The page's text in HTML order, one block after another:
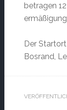
betragen
Der
Bosrand,